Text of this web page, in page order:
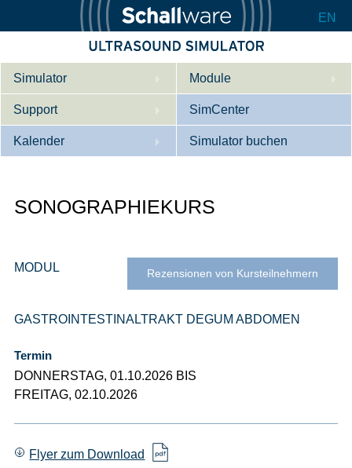
EN
Simulator
Beschreibung
Innere Medizin
Geburtshilfe / Gyn
Product Sheet
Module
Support
Wer wir sind
Downloads
SimCenter
Kalender
Referenzen
Simulator buchen
SONOGRAPHIEKURS
Rezensionen von Kursteilnehmern
MODUL
GASTROINTESTINALTRAKT DEGUM ABDOMEN
Termin
DONNERSTAG, 01.10.2026 BIS
FREITAG, 02.10.2026
Flyer zum Download